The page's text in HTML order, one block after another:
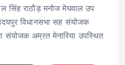
सिंह राठौड़ मनोज मेघवाल उप
उदयपुर विधानसभा सह संयोजक
संयोजक अम्रत मेनारिया उपस्थित